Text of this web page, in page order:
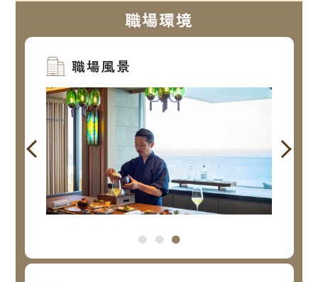
職場環境
職場風景